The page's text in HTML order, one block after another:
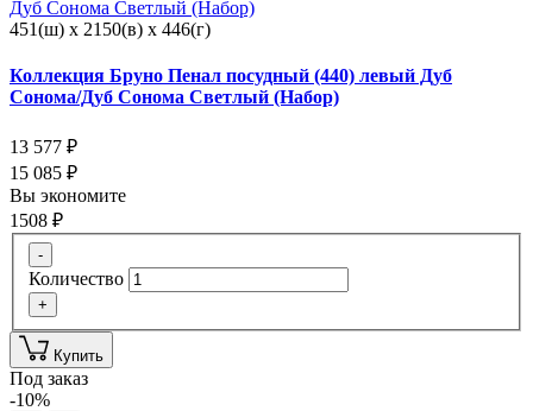
451(ш) x 2150(в) x 446(г)
Коллекция Бруно Пенал посудный (440) левый Дуб
Сонома/Дуб Сонома Светлый (Набор)
13 577 ₽
15 085 ₽
Вы экономите
1508 ₽
-
Количество
+
Купить
Под заказ
-10%